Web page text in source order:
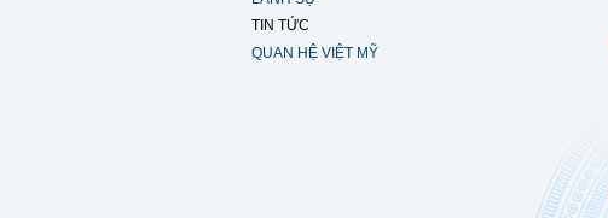
TIN TỨC
QUAN HỆ VIỆT MỸ